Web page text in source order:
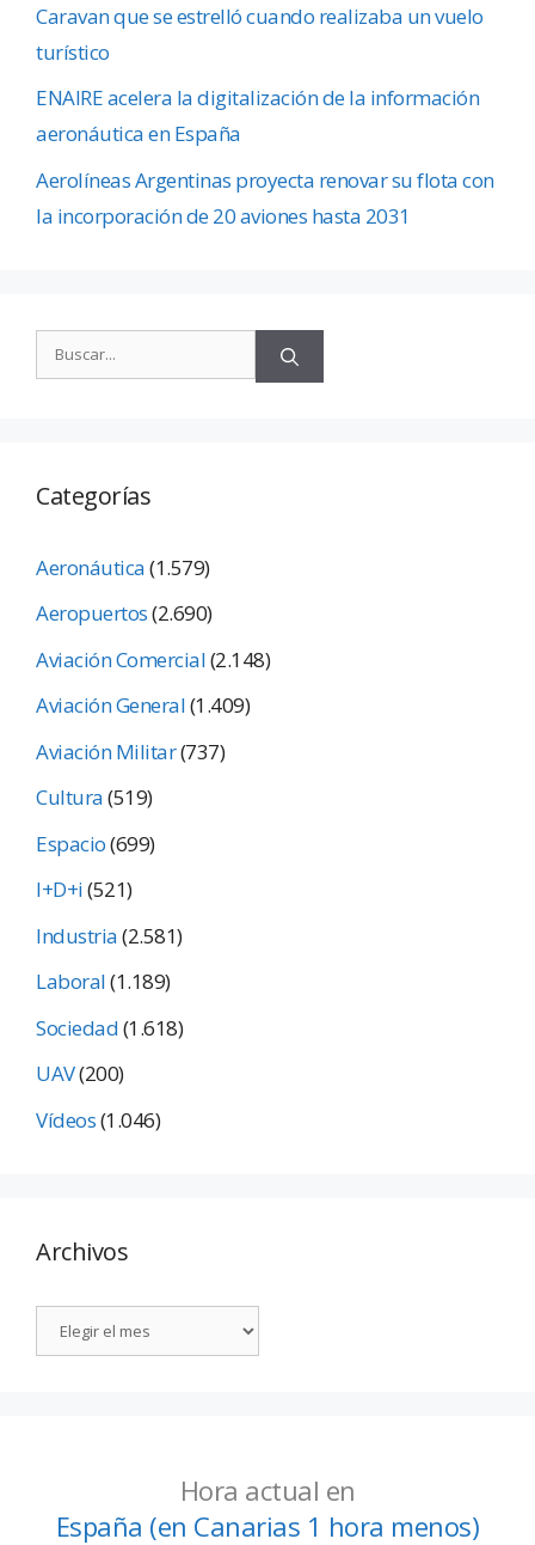
Caravan que se estrelló cuando realizaba un vuelo
turístico
ENAIRE acelera la digitalización de la información
aeronáutica en España
Aerolíneas Argentinas proyecta renovar su flota con
la incorporación de 20 aviones hasta 2031
Categorías
Aeronáutica(1.579)
Aeropuertos(2.690)
Aviación Comercial(2.148)
Aviación General(1.409)
Aviación Militar(737)
Cultura(519)
Espacio(699)
I+D+i(521)
Industria(2.581)
Laboral(1.189)
Sociedad(1.618)
UAV(200)
Vídeos(1.046)
Archivos
Hora actual en
España (en Canarias 1 hora menos)